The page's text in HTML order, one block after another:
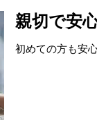
親切で安
初めての方も安